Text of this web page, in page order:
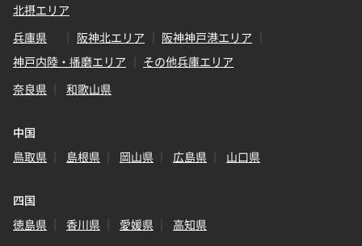
北摂エリア
兵庫県
阪神北エリア
阪神神戸港エリア
神戸内陸・播磨エリア
その他兵庫エリア
奈良県
和歌山県
中国
鳥取県
島根県 岡山県 広島県 山口県
四国
徳島県
香川県 愛媛県 高知県